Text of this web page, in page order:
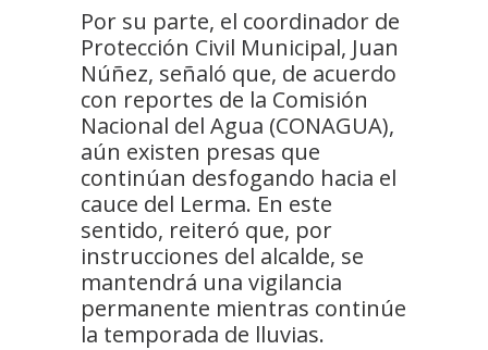
Por su parte, el coordinador de
Protección Civil Municipal, Juan
Núñez, señaló que, de acuerdo
con reportes de la Comisión
Nacional del Agua (CONAGUA),
aún existen presas que
continúan desfogando hacia el
cauce del Lerma. En este
sentido, reiteró que, por
instrucciones del alcalde, se
mantendrá una vigilancia
permanente mientras continúe
la temporada de lluvias.